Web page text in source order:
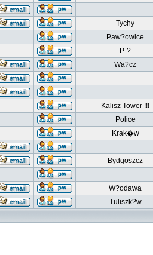
Tychy
Paw?owice
P-?
Wa?cz
Kalisz Tower !!!
Police
Krak�w
Bydgoszcz
W?odawa
Tuliszk?w